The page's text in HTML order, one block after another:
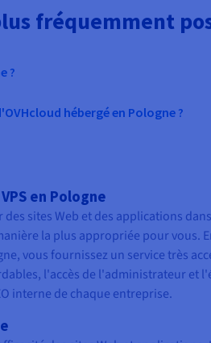
fréquemment
?
hébergé en Pologne ?
en Pologne
sites Web et des applications
la plus appropriée pour vous.
vous fournissez un service très
l'accès de l'administrateur et
interne de chaque entreprise.